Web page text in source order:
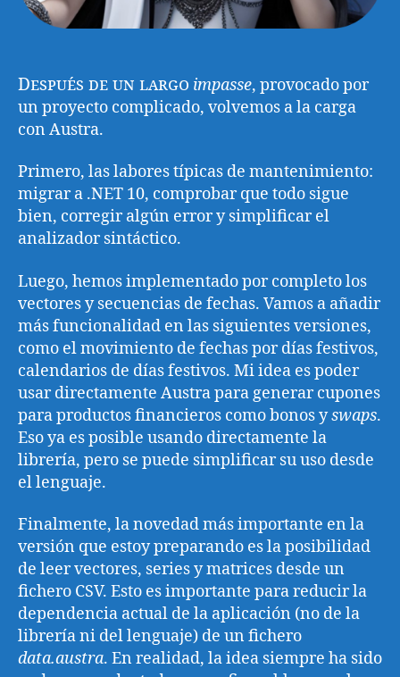
Después de un largo impasse, provocado por
un proyecto complicado, volvemos a la carga
con Austra.
Primero, las labores típicas de mantenimiento:
migrar a .NET 10, comprobar que todo sigue
bien, corregir algún error y simplificar el
analizador sintáctico.
Luego, hemos implementado por completo los
vectores y secuencias de fechas. Vamos a añadir
más funcionalidad en las siguientes versiones,
como el movimiento de fechas por días festivos,
calendarios de días festivos. Mi idea es poder
usar directamente Austra para generar cupones
para productos financieros como bonos yswaps.
Eso ya es posible usando directamente la
librería, pero se puede simplificar su uso desde
el lenguaje.
Finalmente, la novedad más importante en la
versión que estoy preparando es la posibilidad
de leer vectores, series y matrices desde un
fichero CSV. Esto es importante para reducir la
dependencia actual de la aplicación (no de la
librería ni del lenguaje) de un fichero
data.austra. En realidad, la idea siempre ha sido